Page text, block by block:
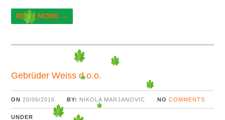
READ MORE →
Gebrüder Weiss d.o.o.
ON 20/06/2016 BY: NIKOLA MARJANOVIC NO COMMENTS
UNDER